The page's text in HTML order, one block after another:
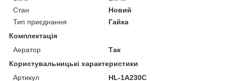
Стан
Новий
Тип приєднання
Гайка
Комплектація
Аератор
Так
Користувальницькі характеристики
Артикул
HL-1A230C